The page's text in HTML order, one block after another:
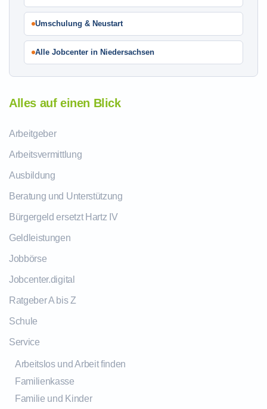
Umschulung & Neustart
Alle Jobcenter in Niedersachsen
Alles auf einen Blick
Arbeitgeber
Arbeitsvermittlung
Ausbildung
Beratung und Unterstützung
Bürgergeld ersetzt Hartz IV
Geldleistungen
Jobbörse
Jobcenter.digital
Ratgeber A bis Z
Schule
Service
Arbeitslos und Arbeit finden
Familienkasse
Familie und Kinder